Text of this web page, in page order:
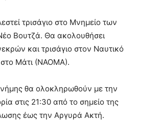
τρισάγιο στο Μνημείο των
Βουτζά. Θα ακολουθήσει
και τρισάγιο στον Ναυτικό
στο Μάτι (ΝΑΟΜΑ).
θα ολοκληρωθούν με την
στις 21:30 από το σημείο της
έως την Αργυρά Ακτή.